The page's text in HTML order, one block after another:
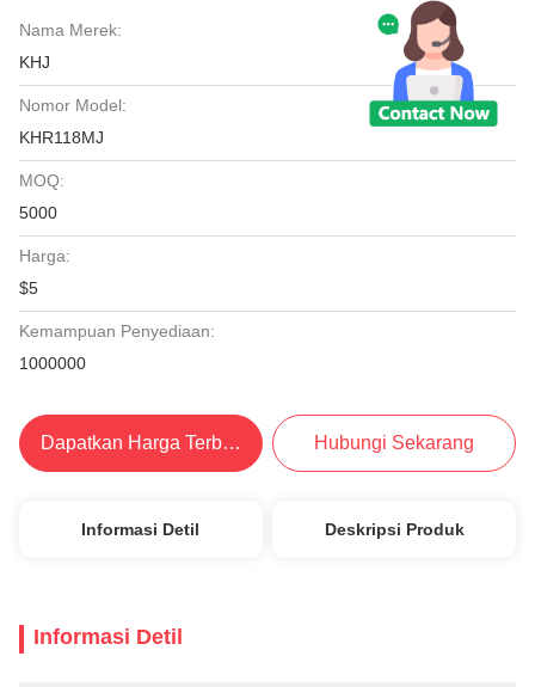
Nama Merek:
KHJ
Nomor Model:
KHR118MJ
MOQ:
5000
Harga:
$5
Kemampuan Penyediaan:
1000000
Dapatkan Harga Terbaik Hubungi Sekarang
Informasi Detil Deskripsi Produk
Informasi Detil